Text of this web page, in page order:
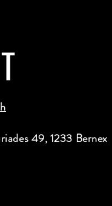
49, 1233 Bernex